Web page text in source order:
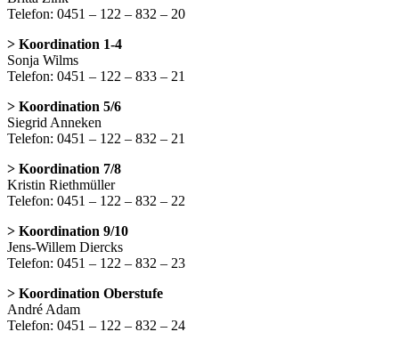
Telefon: 0451 – 122 – 832 – 20
> Koordination 1-4
Sonja Wilms
Telefon: 0451 – 122 – 833 – 21
> Koordination 5/6
Siegrid Anneken
Telefon: 0451 – 122 – 832 – 21
> Koordination 7/8
Kristin Riethmüller
Telefon: 0451 – 122 – 832 – 22
> Koordination 9/10
Jens-Willem Diercks
Telefon: 0451 – 122 – 832 – 23
> Koordination Oberstufe
André Adam
Telefon: 0451 – 122 – 832 – 24